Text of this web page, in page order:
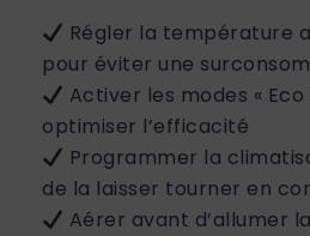
Régler la température
pour éviter une
Activer les modes « Eco
optimiser l’efficacité
Programmer la
de la laisser tourner en
Aérer avant d’allumer